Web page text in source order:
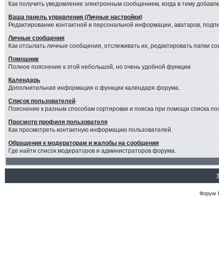
Как получить уведомление электронным сообщением, когда в тему
Ваша панель управления (Личные настройки)
Редактирование контактной и персональной информации, аватаров,
Личные сообщения
Как отсылать личные сообщения, отслеживать их, редактировать папки
Помошник
Полное пояснение к этой небольшой, но очень удобной функции
Календарь
Дополнительная информация о функции календаря форума.
Список пользователей
Пояснение к разным способам сортировки и поиска при помощи списка
Просмотр профиля пользователя
Как просмотреть контактную информацию пользователей.
Обращения к модераторам и жалобы на сообщения
Где найти список модераторов и администраторов форума.
Форум